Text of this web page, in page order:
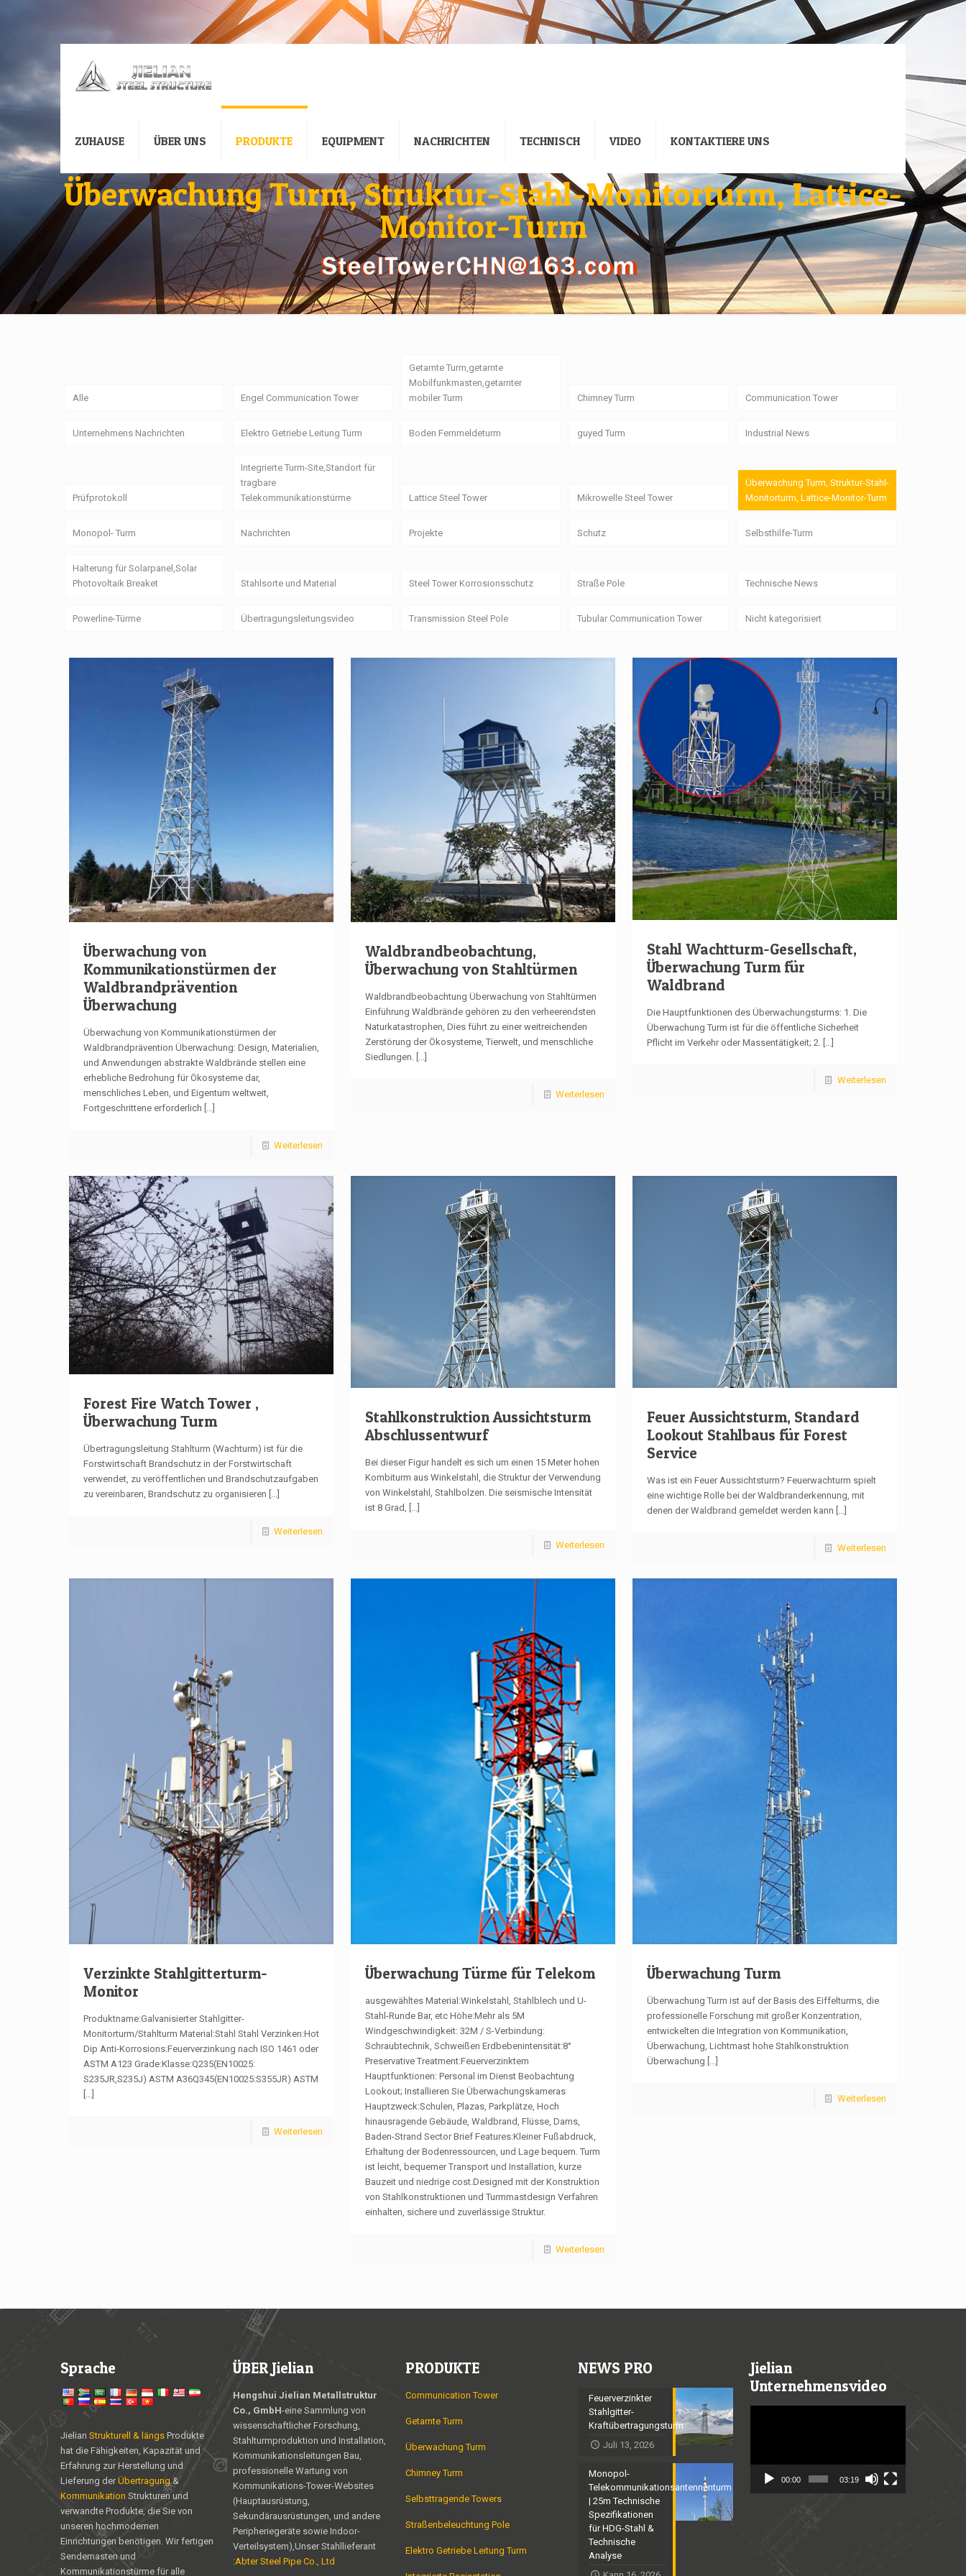
ZUHAUSE ÜBER UNS PRODUKTE EQUIPMENT NACHRICHTEN TECHNISCH VIDEO KONTAKTIERE UNS
Überwachung Turm, Struktur-Stahl-Monitorturm, Lattice-
Monitor-Turm
Alle Engel Communication Tower
Getarnte Turm,getarnte
Mobilfunkmasten,getarnter
mobiler Turm
Chimney Turm Communication Tower
Unternehmens Nachrichten Elektro Getriebe Leitung Turm Boden Fernmeldeturm guyed Turm Industrial News
Prüfprotokoll
Integrierte Turm-Site,Standort für
tragbare
Telekommunikationstürme
Lattice Steel Tower Mikrowelle Steel Tower
Überwachung Turm, Struktur-Stahl-
Monitorturm, Lattice-Monitor-Turm
Monopol- Turm Nachrichten Projekte Schutz Selbsthilfe-Turm
Halterung für Solarpanel,Solar
Photovoltaik Breaket
Stahlsorte und Material Steel Tower Korrosionsschutz Straße Pole Technische News
Powerline-Türme Übertragungsleitungsvideo Transmission Steel Pole Tubular Communication Tower Nicht kategorisiert
Überwachung von
Kommunikationstürmen der
Waldbrandprävention
Überwachung
Überwachung von Kommunikationstürmen der
Waldbrandprävention Überwachung: Design, Materialien,
und Anwendungen abstrakte Waldbrände stellen eine
erhebliche Bedrohung für Ökosysteme dar,
menschliches Leben, und Eigentum weltweit,
Fortgeschrittene erforderlich
Weiterlesen
Waldbrandbeobachtung,
Überwachung von Stahltürmen
Waldbrandbeobachtung Überwachung von Stahltürmen
Einführung Waldbrände gehören zu den verheerendsten
Naturkatastrophen, Dies führt zu einer weitreichenden
Zerstörung der Ökosysteme, Tierwelt, und menschliche
Siedlungen.
Weiterlesen
Stahl Wachtturm-Gesellschaft,
Überwachung Turm für
Waldbrand
Die Hauptfunktionen des Überwachungsturms: 1. Die
Überwachung Turm ist für die öffentliche Sicherheit
Pflicht im Verkehr oder Massentätigkeit; 2.[...]
Weiterlesen
Forest Fire Watch Tower ,
Überwachung Turm
Übertragungsleitung Stahlturm (Wachturm) ist für die
Forstwirtschaft Brandschutz in der Forstwirtschaft
verwendet, zu veröffentlichen und Brandschutzaufgaben
zu vereinbaren, Brandschutz zu organisieren [...]
Weiterlesen
Stahlkonstruktion Aussichtsturm
Abschlussentwurf
Bei dieser Figur handelt es sich um einen 15 Meter hohen
Kombiturm aus Winkelstahl, die Struktur der Verwendung
von Winkelstahl, Stahlbolzen. Die seismische Intensität
ist 8 Grad, [...]
Weiterlesen
Feuer Aussichtsturm, Standard
Lookout Stahlbaus für Forest
Service
Was ist ein Feuer Aussichtsturm? Feuerwachturm spielt
eine wichtige Rolle bei der Waldbranderkennung, mit
denen der Waldbrand gemeldet werden kann [...]
Weiterlesen
Verzinkte Stahlgitterturm-
Monitor
Produktname:Galvanisierter Stahlgitter-
Monitorturm/Stahlturm Material:Stahl Stahl Verzinken:Hot
Dip Anti-Korrosions:Feuerverzinkung nach ISO 1461 oder
ASTM A123 Grade:Klasse:Q235(EN10025:
S235JR,S235J) ASTM A36Q345(EN10025:S355JR) ASTM
[...]
Weiterlesen
Überwachung Türme für Telekom
ausgewähltes Material:Winkelstahl, Stahlblech und U-
Stahl-Runde Bar, etc Höhe:Mehr als 5M
Windgeschwindigkeit: 32M / S-Verbindung:
Schraubtechnik, Schweißen Erdbebenintensität:8°
Preservative Treatment:Feuerverzinktem
Hauptfunktionen: Personal im Dienst Beobachtung
Lookout; Installieren Sie Überwachungskameras
Hauptzweck:Schulen, Plazas, Parkplätze, Hoch
hinausragende Gebäude, Waldbrand, Flüsse, Dams,
Baden-Strand Sector Brief Features:Kleiner Fußabdruck,
Erhaltung der Bodenressourcen, und Lage bequem. Turm
ist leicht, bequemer Transport und Installation, kurze
Bauzeit und niedrige cost.Designed mit der Konstruktion
von Stahlkonstruktionen und Turmmastdesign Verfahren
einhalten, sichere und zuverlässige Struktur.
Weiterlesen
Überwachung Turm
Überwachung Turm ist auf der Basis des Eiffelturms, die
professionelle Forschung mit großer Konzentration,
entwickelten die Integration von Kommunikation,
Überwachung, Lichtmast hohe Stahlkonstruktion
Überwachung [...]
Weiterlesen
Sprache
Jielian Strukturell & längs Produkte
hat die Fähigkeiten, Kapazität und
Erfahrung zur Herstellung und
Lieferung der Übertragung&
Kommunikation Strukturen und
verwandte Produkte, die Sie von
unseren hochmodernen
Einrichtungen benötigen. Wir fertigen
Sendemasten und
Kommunikationstürme für alle
ÜBER Jielian
Hengshui Jielian Metallstruktur
Co., GmbH-eine Sammlung von
wissenschaftlicher Forschung,
Stahlturmproduktion und Installation,
Kommunikationsleitungen Bau,
professionelle Wartung von
Kommunikations-Tower-Websites
(Hauptausrüstung,
Sekundärausrüstungen, und andere
Peripheriegeräte sowie Indoor-
Verteilsystem),Unser Stahllieferant
:Abter Steel Pipe Co., Ltd
PRODUKTE
Communication Tower
Getarnte Turm
Überwachung Turm
Chimney Turm
Selbsttragende Towers
Straßenbeleuchtung Pole
Elektro Getriebe Leitung Turm
NEWS PRO
Feuerverzinkter
Stahlgitter-
Kraftübertragungsturm
Juli 13, 2026
Monopol-
Telekommunikationsantennenturm
| 25m Technische
Spezifikationen
für HDG-Stahl &
Technische
Analyse
Jielian
Unternehmensvideo
00:00 03:19